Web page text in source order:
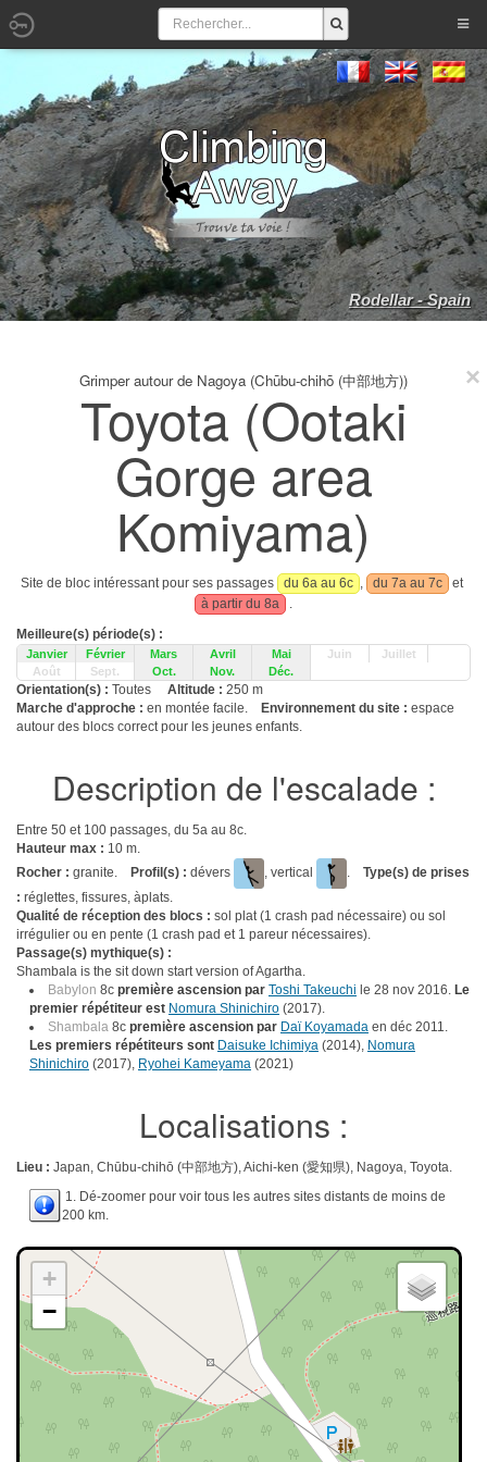
Rodellar - Spain
Grimper autour de Nagoya (Chūbu-chihō (中部地方))
Toyota (Ootaki
Gorge area
Komiyama)
Site de bloc intéressant pour ses passages du 6a au 6c , du 7a au 7c
et
à partir du 8a
.
Meilleure(s) période(s) :
Janvier Février Mars Avril Mai Juin
Juillet
Août
Sept. Oct. Nov. Déc.
Orientation(s) : Toutes Altitude : 250 m
Marche d'approche : en montée facile. Environnement du site : espace
autour des blocs correct pour les jeunes enfants.
Description de l'escalade :
Entre 50 et 100 passages, du 5a au 8c.
Hauteur max : 10 m.
Rocher : granite. Profil(s) : dévers , vertical . Type(s) de prises
: réglettes, fissures, àplats.
Qualité de réception des blocs : sol plat (1 crash pad nécessaire) ou sol
irrégulier ou en pente (1 crash pad et 1 pareur nécessaires).
Passage(s) mythique(s) :
Shambala is the sit down start version of Agartha.
Babylon 8c première ascension par Toshi Takeuchi le 28 nov 2016. Le
premier répétiteur est Nomura Shinichiro (2017).
Shambala 8c première ascension par Daï Koyamada en déc 2011.
Les premiers répétiteurs sont Daisuke Ichimiya (2014), Nomura
Shinichiro (2017), Ryohei Kameyama (2021)
Localisations :
Lieu : Japan, Chūbu-chihō (中部地方), Aichi-ken (愛知県), Nagoya, Toyota.
1. Dé-zoomer pour voir tous les autres sites distants de moins de
200 km.
+
−